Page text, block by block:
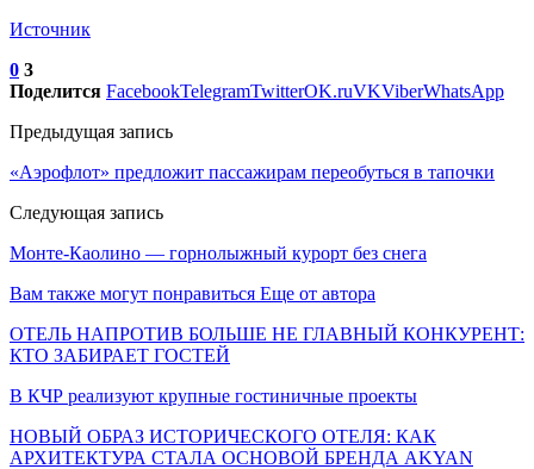
Источник
0 3
Поделится FacebookTelegramTwitterOK.ruVKViberWhatsApp
Предыдущая запись
«Аэрофлот» предложит пассажирам переобуться в тапочки
Следующая запись
Монте-Каолино — горнолыжный курорт без снега
Вам также могут понравиться Еще от автора
ОТЕЛЬ НАПРОТИВ БОЛЬШЕ НЕ ГЛАВНЫЙ КОНКУРЕНТ:
КТО ЗАБИРАЕТ ГОСТЕЙ
В КЧР реализуют крупные гостиничные проекты
НОВЫЙ ОБРАЗ ИСТОРИЧЕСКОГО ОТЕЛЯ: КАК
АРХИТЕКТУРА СТАЛА ОСНОВОЙ БРЕНДА AKYAN